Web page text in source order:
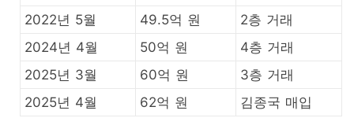
2022년 5월
49.5억 원
2층 거래
2024년 4월
50억 원
4층 거래
2025년 3월
60억 원
3층 거래
2025년 4월
62억 원 김종국 매입